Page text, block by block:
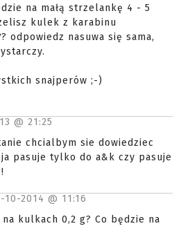
na małą strzelankę 4 - 5
kulek z karabinu
odpowiedz nasuwa się sama,
snajperów ;-)
@ 21:25
chcialbym sie dowiedziec
pasuje tylko do a&k czy pasuje
10-2014 @ 11:16
kulkach 0,2 g? Co będzie na